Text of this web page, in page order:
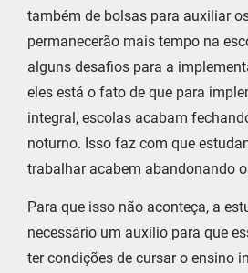
também de bolsas para auxiliar
permanecerão mais tempo na
alguns desafios para a
eles está o fato de que para
integral, escolas acabam
noturno. Isso faz com que
trabalhar acabem abandonando
Para que isso não aconteça, a
necessário um auxílio para que
ter condições de cursar o ensino